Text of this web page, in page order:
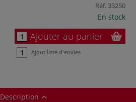
Réf. 33250
En stock
Ajouter au panier
Ajout liste d'envies
Description